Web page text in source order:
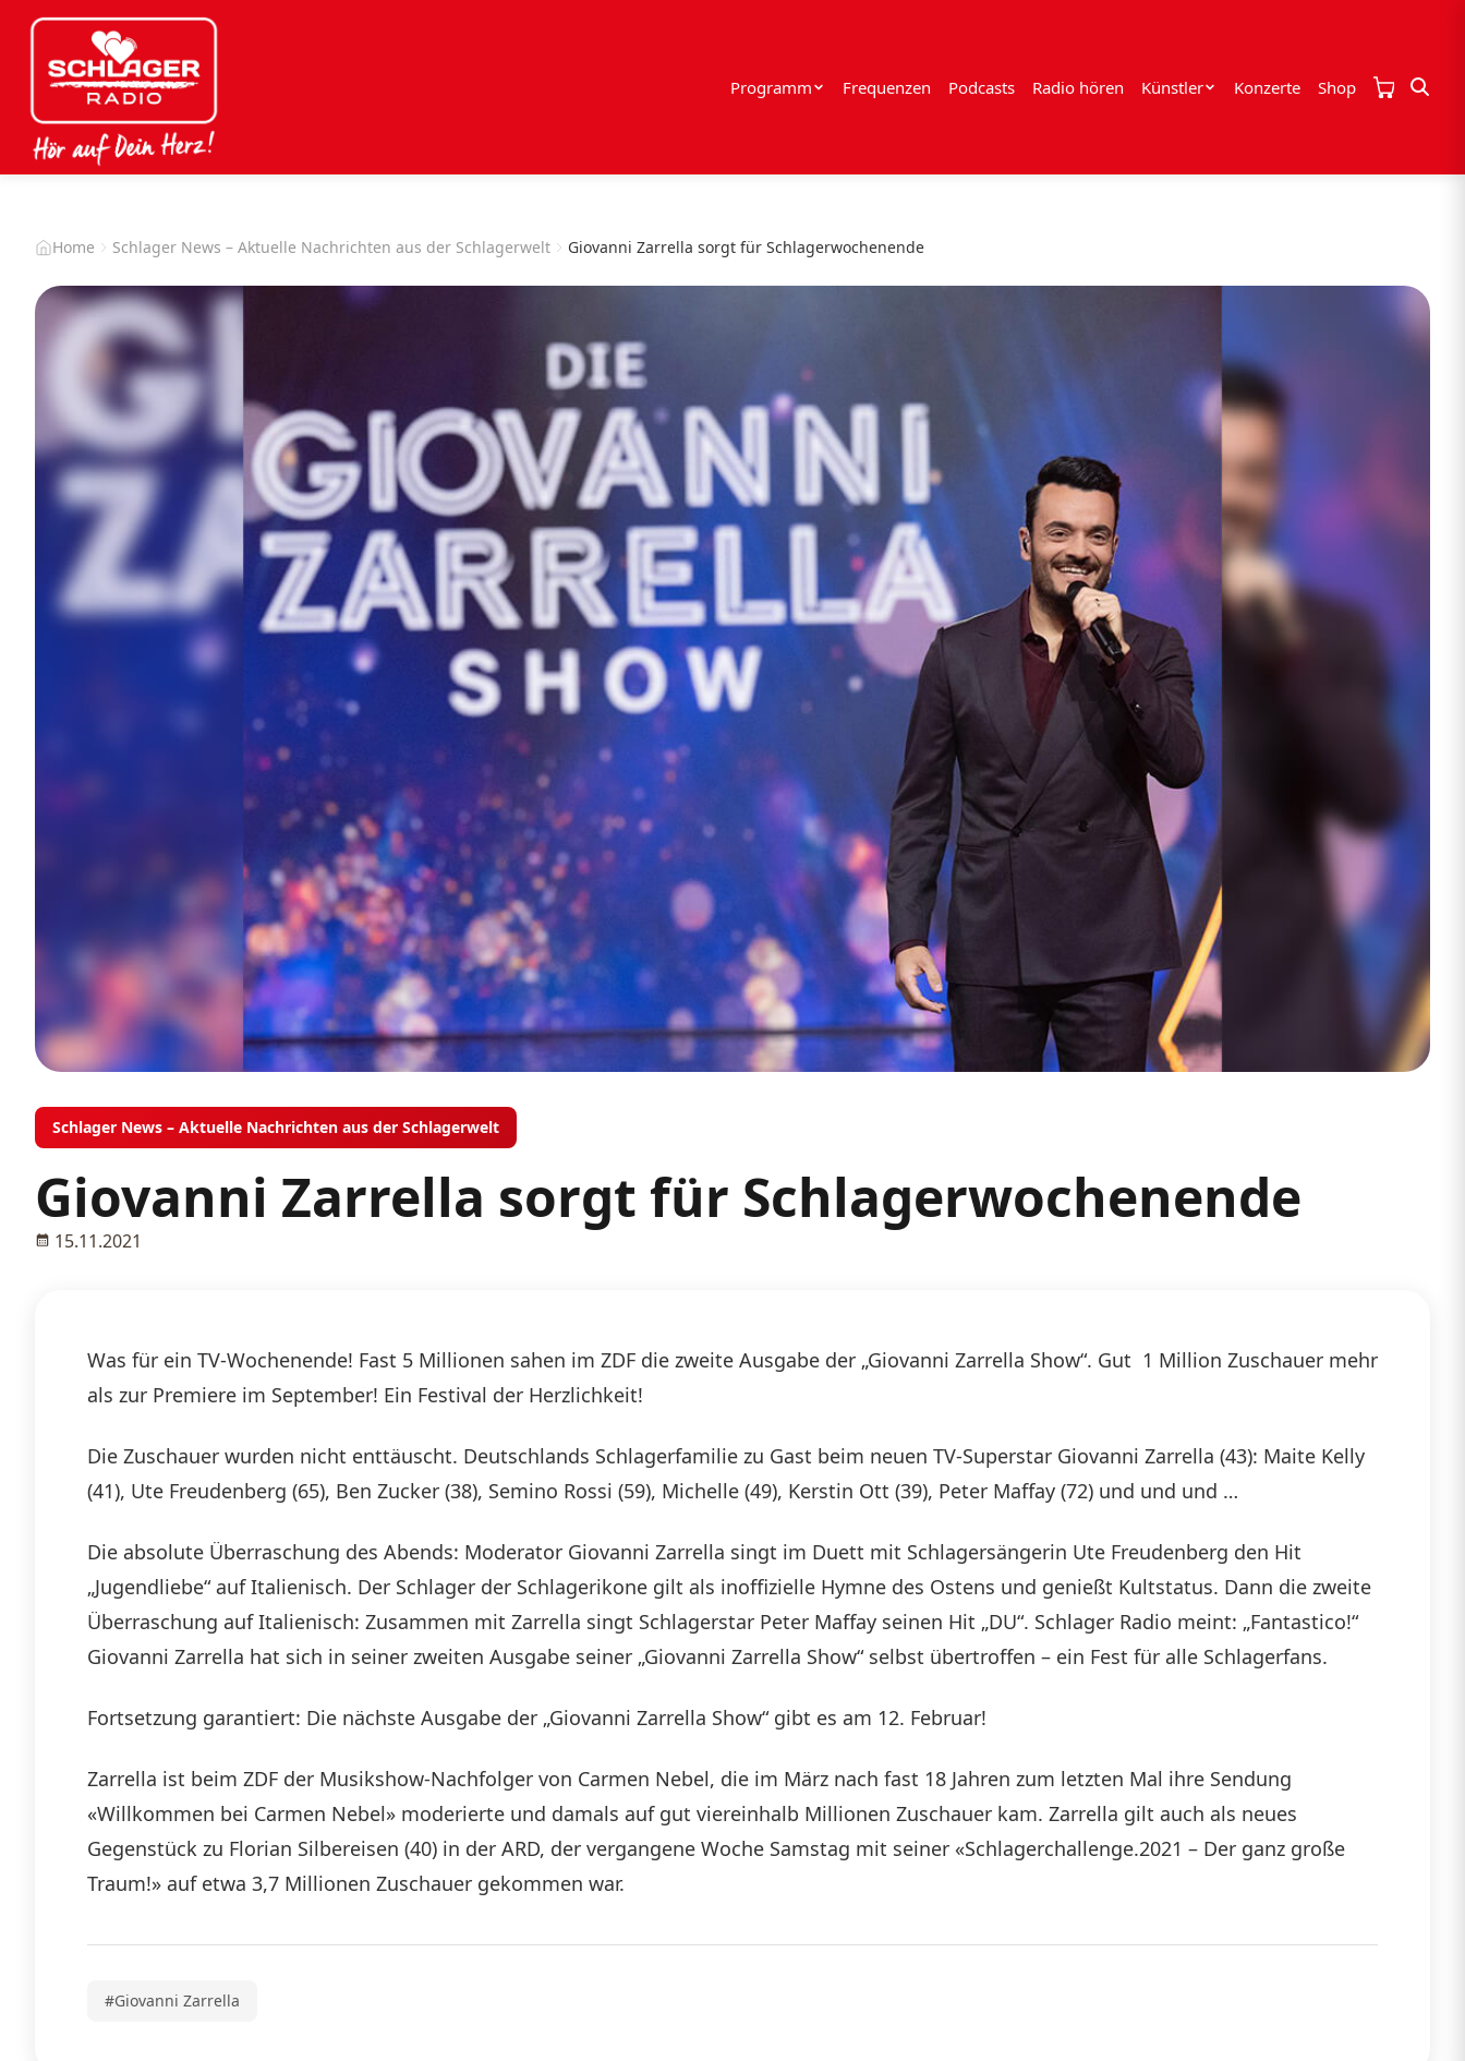
Programm Frequenzen Podcasts Radio hören Künstler Konzerte Shop
Home Schlager News – Aktuelle Nachrichten aus der Schlagerwelt Giovanni Zarrella sorgt für Schlagerwochenende
Schlager News – Aktuelle Nachrichten aus der Schlagerwelt
Giovanni Zarrella sorgt für Schlagerwochenende
15.11.2021
Was für ein TV-Wochenende! Fast 5 Millionen sahen im ZDF die zweite Ausgabe der „Giovanni Zarrella Show“. Gut 1 Million Zuschauer mehr
als zur Premiere im September! Ein Festival der Herzlichkeit!
Die Zuschauer wurden nicht enttäuscht. Deutschlands Schlagerfamilie zu Gast beim neuen TV-Superstar Giovanni Zarrella (43): Maite Kelly
(41), Ute Freudenberg (65), Ben Zucker (38), Semino Rossi (59), Michelle (49), Kerstin Ott (39), Peter Maffay (72) und und und …
Die absolute Überraschung des Abends: Moderator Giovanni Zarrella singt im Duett mit Schlagersängerin Ute Freudenberg den Hit
„Jugendliebe“ auf Italienisch. Der Schlager der Schlagerikone gilt als inoffizielle Hymne des Ostens und genießt Kultstatus. Dann die zweite
Überraschung auf Italienisch: Zusammen mit Zarrella singt Schlagerstar Peter Maffay seinen Hit „DU“. Schlager Radio meint: „Fantastico!“
Giovanni Zarrella hat sich in seiner zweiten Ausgabe seiner „Giovanni Zarrella Show“ selbst übertroffen – ein Fest für alle Schlagerfans.
Fortsetzung garantiert: Die nächste Ausgabe der „Giovanni Zarrella Show“ gibt es am 12. Februar!
Zarrella ist beim ZDF der Musikshow-Nachfolger von Carmen Nebel, die im März nach fast 18 Jahren zum letzten Mal ihre Sendung
«Willkommen bei Carmen Nebel» moderierte und damals auf gut viereinhalb Millionen Zuschauer kam. Zarrella gilt auch als neues
Gegenstück zu Florian Silbereisen (40) in der ARD, der vergangene Woche Samstag mit seiner «Schlagerchallenge.2021 – Der ganz große
Traum!» auf etwa 3,7 Millionen Zuschauer gekommen war.
#Giovanni Zarrella